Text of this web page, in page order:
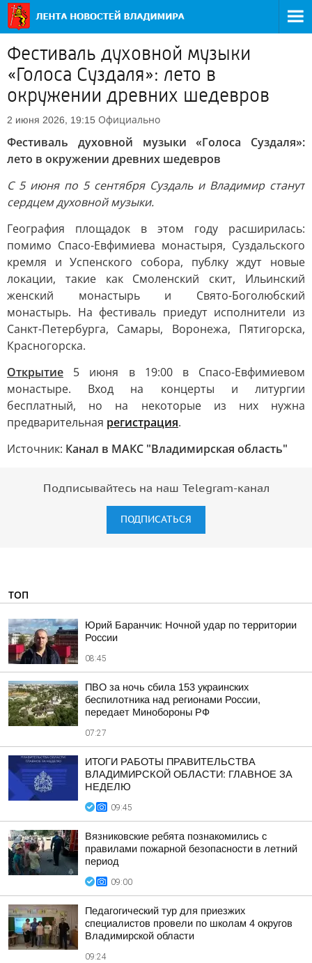
Фестиваль духовной музыки
«Голоса Суздаля»: лето в
окружении древних шедевров
2 июня 2026, 19:15 Официально
Фестиваль духовной музыки «Голоса Суздаля»:
лето в окружении древних шедевров
С 5 июня по 5 сентября Суздаль и Владимир станут
сердцем духовной музыки.
География площадок в этом году расширилась:
помимо Спасо-Евфимиева монастыря, Суздальского
кремля и Успенского собора, публку ждут новые
локации, такие как Смоленский скит, Ильинский
женский монастырь и Свято-Боголюбский
монастырь. На фестиваль приедут исполнители из
Санкт-Петербурга, Самары, Воронежа, Пятигорска,
Красногорска.
Открытие 5 июня в 19:00 в Спасо-Евфимиевом
монастыре. Вход на концерты и литургии
бесплатный, но на некоторые из них нужна
предварительная регистрация.
Источник: Канал в МАКС "Владимирская область"
Подписывайтесь на наш Telegram-канал
ПОДПИСАТЬСЯ
ТОП
Юрий Баранчик: Ночной удар по территории
России
08:45
ПВО за ночь сбила 153 украинских
беспилотника над регионами России,
передает Минобороны РФ
07:27
ИТОГИ РАБОТЫ ПРАВИТЕЛЬСТВА
ВЛАДИМИРСКОЙ ОБЛАСТИ: ГЛАВНОЕ ЗА
НЕДЕЛЮ
09:45
Вязниковские ребята познакомились с
правилами пожарной безопасности в летний
период
09:00
Педагогический тур для приезжих
специалистов провели по школам 4 округов
Владимирской области
09:24